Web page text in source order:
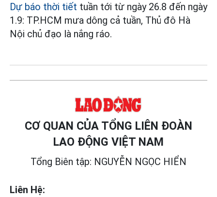
Dự báo thời tiết tuần tới từ ngày 26.8 đến ngày
1.9: TP.HCM mưa dông cả tuần, Thủ đô Hà
Nội chủ đạo là nắng ráo.
CƠ QUAN CỦA TỔNG LIÊN ĐOÀN
LAO ĐỘNG VIỆT NAM
Tổng Biên tập: NGUYỄN NGỌC HIỂN
Liên Hệ: